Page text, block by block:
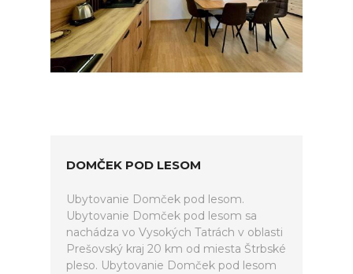
DOMČEK POD LESOM
Ubytovanie Domček pod lesom.
Ubytovanie Domček pod lesom sa
nachádza vo Vysokých Tatrách v oblasti
Prešovský kraj 20 km od miesta Štrbské
pleso. Ubytovanie Domček pod lesom